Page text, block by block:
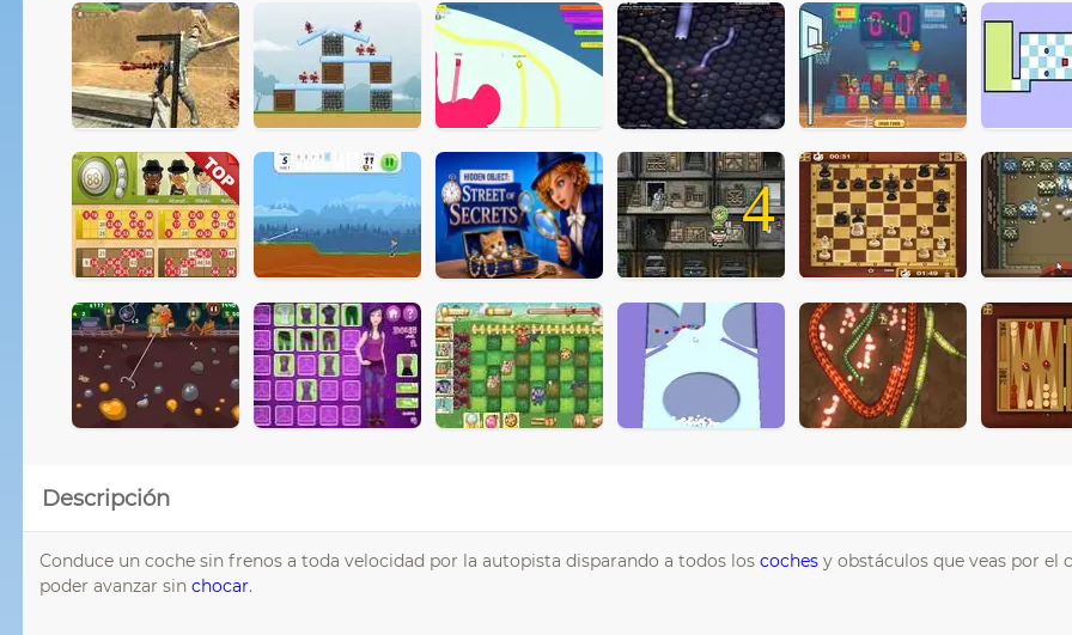
4
Descripción
Conduce un coche sin frenos a toda velocidad por la autopista disparando a todos los coches y obstáculos que veas por el
poder avanzar sin chocar.